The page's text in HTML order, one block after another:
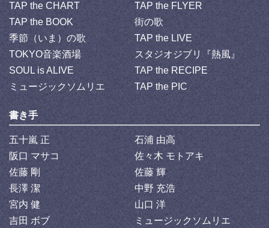
TAP the CHART
TAP the FLYER
TAP the BOOK
街の歌
季節（いま）の歌
TAP the LIVE
TOKYO音楽酒場
スタジオジブリ『熱風』
SOUL is ALIVE
TAP the RECIPE
ミュージックソムリエ
TAP the PIC
書き手
五十嵐 正
石浦 由高
阪口 マサコ
佐々木 モトアキ
佐藤 剛
佐藤 輝
長澤 潔
中野 充浩
宮内 健
山口 洋
吉田 ボブ
ミュージックソムリエ